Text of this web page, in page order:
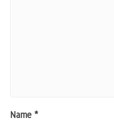
Name *